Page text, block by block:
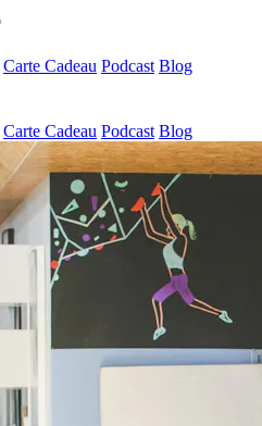
Carte Cadeau Podcast Blog
Carte Cadeau Podcast Blog